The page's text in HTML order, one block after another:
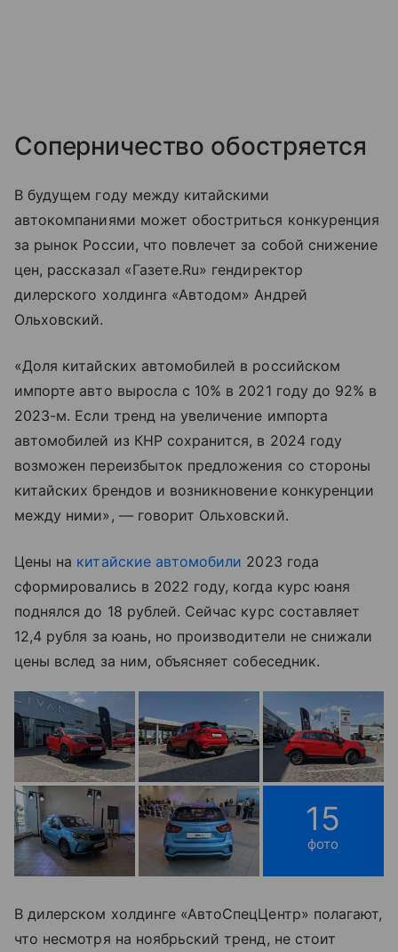
Соперничество обостряется
В будущем году между китайскими
автокомпаниями может обостриться конкуренция
за рынок России, что повлечет за собой снижение
цен, рассказал «Газете.Ru» гендиректор
дилерского холдинга «Автодом» Андрей
Ольховский.
«Доля китайских автомобилей в российском
импорте авто выросла с 10% в 2021 году до 92% в
2023-м. Если тренд на увеличение импорта
автомобилей из КНР сохранится, в 2024 году
возможен переизбыток предложения со стороны
китайских брендов и возникновение конкуренции
между ними», — говорит Ольховский.
Цены на китайские автомобили 2023 года
сформировались в 2022 году, когда курс юаня
поднялся до 18 рублей. Сейчас курс составляет
12,4 рубля за юань, но производители не снижали
цены вслед за ним, объясняет собеседник.
15
фото
В дилерском холдинге «АвтоСпецЦентр» полагают,
что несмотря на ноябрьский тренд, не стоит